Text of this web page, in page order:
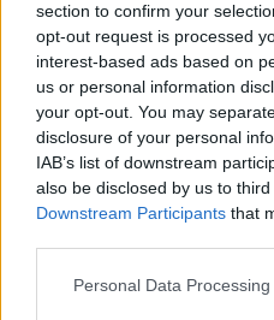
section to confirm your
opt-out request is processed
interest-based ads based on
us or personal information
your opt-out. You may
disclosure of your personal
IAB’s list of downstream
also be disclosed by us to
Downstream Participants that
Personal Data
gezegd door huisdokter, het
geef mening
Clopidogrel
17-09-2024 | Man | 65
clopidogrel
Effectiviteit